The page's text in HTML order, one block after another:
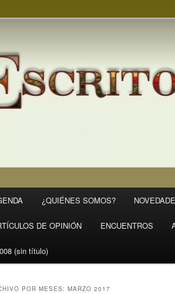
¿QUIÉNES SOMOS?
DE OPINIÓN ENCUENTROS
(sin título)
POR MESES: MARZO 2017